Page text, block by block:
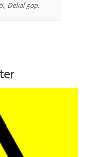
Dekal 50p.